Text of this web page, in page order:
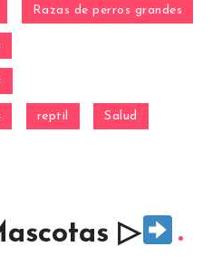
Razas de perros grandes
reptil Salud
▷